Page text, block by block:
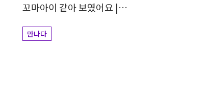
꼬마아이 같아 보였어요 |
만나다